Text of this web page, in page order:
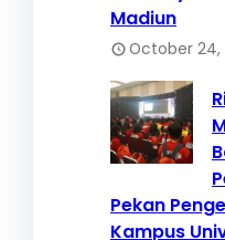
Madiun
October 24,
Pekan
Kampus